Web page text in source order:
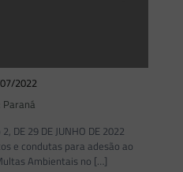
2022
DE 29 DE JUNHO DE 2022
e condutas para adesão ao
Ambientais no […]